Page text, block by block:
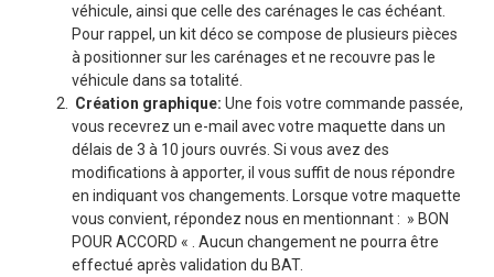
véhicule, ainsi que celle des carénages le cas échéant.
Pour rappel, un kit déco se compose de plusieurs pièces
à positionner sur les carénages et ne recouvre pas le
véhicule dans sa totalité.
Création graphique: Une fois votre commande passée,
vous recevrez un e-mail avec votre maquette dans un
délais de 3 à 10 jours ouvrés. Si vous avez des
modifications à apporter, il vous suffit de nous répondre
en indiquant vos changements. Lorsque votre maquette
vous convient, répondez nous en mentionnant : » BON
POUR ACCORD « . Aucun changement ne pourra être
effectué après validation du BAT.